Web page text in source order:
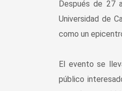
Después de 27
Universidad de
como un
El evento se
público